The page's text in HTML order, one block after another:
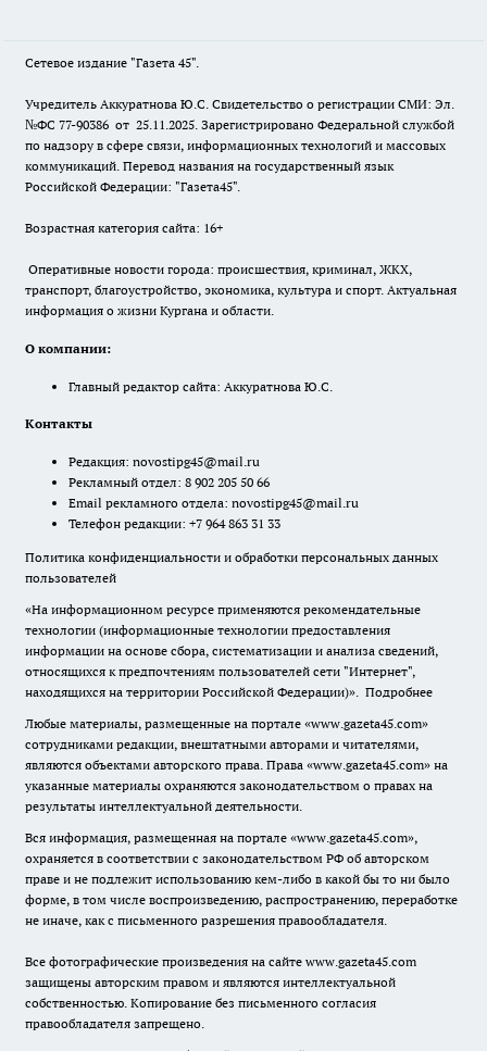
Сетевое издание "Газета 45".
Учредитель Аккуратнова Ю.С. Свидетельство о регистрации СМИ: Эл.
№ФС 77-90386 от 25.11.2025. Зарегистрировано Федеральной службой
по надзору в сфере связи, информационных технологий и массовых
коммуникаций. Перевод названия на государственный язык
Российской Федерации: "Газета45".
Возрастная категория сайта: 16+
Оперативные новости города: происшествия, криминал, ЖКХ,
транспорт, благоустройство, экономика, культура и спорт. Актуальная
информация о жизни Кургана и области.
О компании:
Главный редактор сайта: Аккуратнова Ю.С.
Контакты
Редакция: novostipg45@mail.ru
Рекламный отдел: 8 902 205 50 66
Email рекламного отдела: novostipg45@mail.ru
Телефон редакции: +7 964 863 31 33
Политика конфиденциальности и обработки персональных данных
пользователей
«На информационном ресурсе применяются рекомендательные
технологии (информационные технологии предоставления
информации на основе сбора, систематизации и анализа сведений,
относящихся к предпочтениям пользователей сети "Интернет",
находящихся на территории Российской Федерации)». Подробнее
Любые материалы, размещенные на портале «www.gazeta45.com»
сотрудниками редакции, внештатными авторами и читателями,
являются объектами авторского права. Права «www.gazeta45.com» на
указанные материалы охраняются законодательством о правах на
результаты интеллектуальной деятельности.
Вся информация, размещенная на портале «www.gazeta45.com»,
охраняется в соответствии с законодательством РФ об авторском
праве и не подлежит использованию кем-либо в какой бы то ни было
форме, в том числе воспроизведению, распространению, переработке
не иначе, как с письменного разрешения правообладателя.
Все фотографические произведения на сайте www.gazeta45.com
защищены авторским правом и являются интеллектуальной
собственностью. Копирование без письменного согласия
правообладателя запрещено.